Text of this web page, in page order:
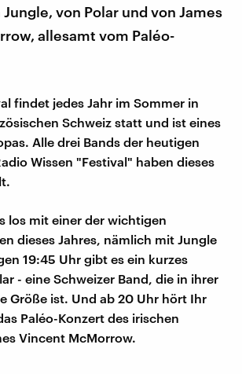
von Polar und von James
allesamt vom Paléo-
findet jedes Jahr im Sommer in
Schweiz statt und ist eines
Alle drei Bands der heutigen
Wissen "Festival" haben dieses
los mit einer der wichtigen
dieses Jahres, nämlich mit Jungle
19:45 Uhr gibt es ein kurzes
- eine Schweizer Band, die in ihrer
Größe ist. Und ab 20 Uhr hört Ihr
Paléo-Konzert des irischen
Vincent McMorrow.